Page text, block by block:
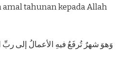
tahunan kepada Allah
وَهوَ شهرٌ تُرفَعُ فيهِ الأعمالُ إلى ربِّ